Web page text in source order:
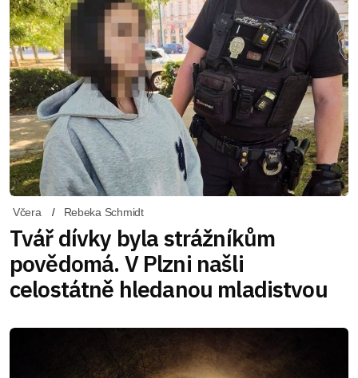
Včera Rebeka Schmidt
Tvář dívky byla strážníkům
povědomá. V Plzni našli
celostátně hledanou mladistvou